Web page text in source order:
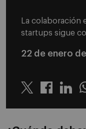
La colaboración
startups sigue
22 de enero
Twitter